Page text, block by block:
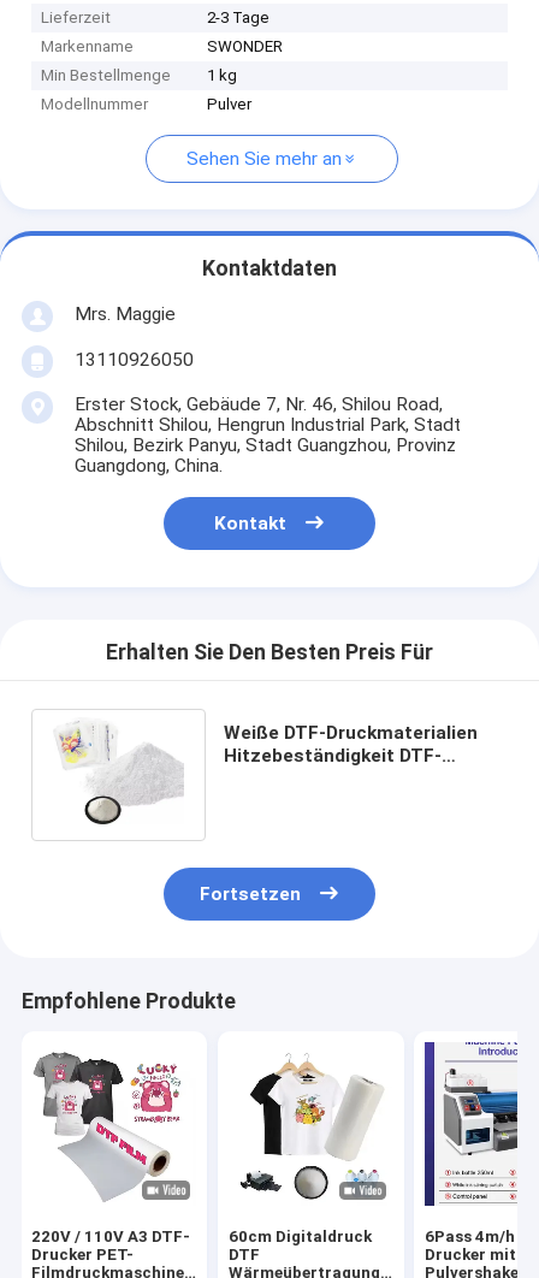
Lieferzeit
2-3 Tage
Markenname
SWONDER
Min Bestellmenge
1 kg
Modellnummer
Pulver
Sehen Sie mehr an
Kontaktdaten
Mrs. Maggie
13110926050
Erster Stock, Gebäude 7, Nr. 46, Shilou Road,
Abschnitt Shilou, Hengrun Industrial Park, Stadt
Shilou, Bezirk Panyu, Stadt Guangzhou, Provinz
Guangdong, China.
Kontakt
Erhalten Sie Den Besten Preis Für
Weiße DTF-Druckmaterialien
Hitzebeständigkeit DTF-
Fortsetzen
Empfohlene Produkte
220V / 110V A3 DTF-
Drucker PET-
Filmdruckmaschine
60cm Digitaldruck
DTF
Wärmeübertragung
6Pass 4m/h
Drucker mit
Pulvershaker